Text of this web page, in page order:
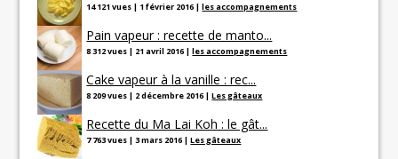
14 121 vues | 1 février 2016 |les accompagnements
Pain vapeur : recette de manto...
8 312 vues | 21 avril 2016 |les accompagnements
Cake vapeur à la vanille : rec...
8 209 vues | 2 décembre 2016 |Les gâteaux
Recette du Ma Lai Koh : le gât...
7 763 vues |3 mars 2016 |Les gâteaux